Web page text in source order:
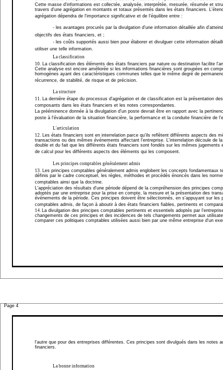
Cette masse d'informations est collectée, analysée, interprétée, mesurée, résumée et
travers d'une agrégation en montants et totaux présentés dans les états financiers.
agrégation dépendra de l'importance significative et de l'équilibre entre :
- les avantages procurés par la divulgation d'une information détaillée afin
objectifs des états financiers, et ;
- les coûts supportés aussi bien pour élaborer et divulguer cette information
utiliser une telle information.
La classification
10. La classification des éléments des états financiers par nature ou destination facilite
Cette analyse est encore améliorée si les informations financières sont groupées en
homogènes ayant des caractéristiques communes telles que le même degré de
récurrence, de stabilité, de risque et de précision.
La structure
11. La dernière étape du processus d'agrégation et de classification est la présentation
composants dans les états financiers et les notes correspondantes.
La prééminence donnée à la divulgation d'un poste devrait être en rapport avec la
poste à l'évaluation de la situation financière, la performance et la conduite financière de
L'articulation
12. Les états financiers sont en interrelation parce qu'ils reflètent différents aspects des
transactions ou des mêmes événements affectant l'entreprise. L'interrelation découle de
double et du fait que les différents états financiers sont fondés sur les mêmes jugements
de calcul pour les différents aspects des éléments qui les composent.
Les principes comptables généralement admis
13. Les principes comptables généralement admis englobent les concepts fondamentaux
définis par le cadre conceptuel, les règles, méthodes et procédés énoncés dans les
comptables ainsi que la doctrine.
L'appréciation des résultats d'une période dépend de la compréhension des principes
adoptés par une entreprise pour la prise en compte, la mesure et la présentation des
événements de la période. Ces principes doivent être sélectionnés, en s'appuyant sur les
comptables admis, de façon à aboutir à des états financiers fiables, pertinents et
14. La divulgation des principes comptables pertinents et essentiels adoptés par
changements de ces principes et des incidences de tels changements permet aux
comparer ces politiques comptables utilisées aussi bien par une même entreprise d'un
Page 4
l'autre que pour des entreprises différentes. Ces principes sont divulgués dans les notes
financiers.
La bonne information